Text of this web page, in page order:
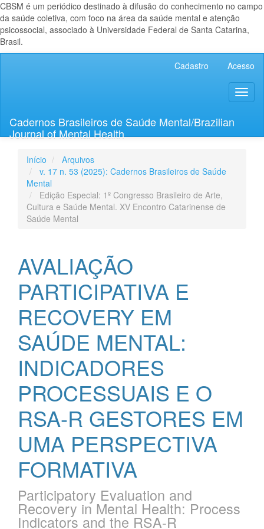
CBSM é um periódico destinado à difusão do conhecimento no campo
da saúde coletiva, com foco na área da saúde mental e atenção
psicossocial, associado à Universidade Federal de Santa Catarina,
Brasil.
Lateral
Cadastro Acesso
Cadernos Brasileiros de Saúde Mental/Brazilian
Journal of Mental Health
Início
Arquivos
v. 17 n. 53 (2025): Cadernos Brasileiros de Saúde
Mental
Edição Especial: 1º Congresso Brasileiro de Arte,
Cultura e Saúde Mental. XV Encontro Catarinense de
Saúde Mental
AVALIAÇÃO
PARTICIPATIVA E
RECOVERY EM
SAÚDE MENTAL:
INDICADORES
PROCESSUAIS E O
RSA-R GESTORES EM
UMA PERSPECTIVA
FORMATIVA
Participatory Evaluation and
Recovery in Mental Health: Process
Indicators and the RSA-R